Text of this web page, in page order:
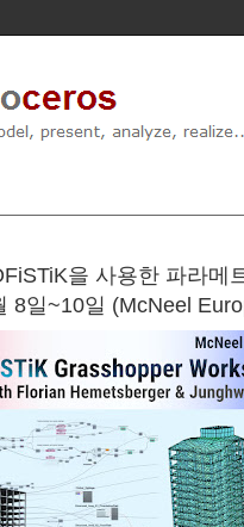
을 사용한 파라메
8일~10일 (McNeel